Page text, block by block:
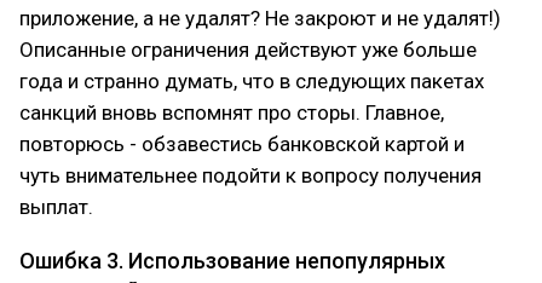
приложение, а не удалят? Не закроют и не удалят!)
Описанные ограничения действуют уже больше
года и странно думать, что в следующих пакетах
санкций вновь вспомнят про сторы. Главное,
повторюсь - обзавестись банковской картой и
чуть внимательнее подойти к вопросу получения
выплат.
Ошибка 3. Использование непопулярных